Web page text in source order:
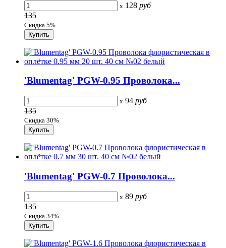
x 128 руб
135
Скидка 5%
'Blumentag' PGW-0.95 Проволока...
x 94 руб
135
Скидка 30%
'Blumentag' PGW-0.7 Проволока...
x 89 руб
135
Скидка 34%